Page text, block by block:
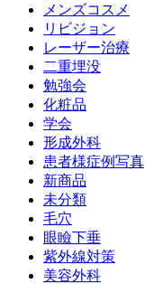
メンズコスメ
リビジョン
レーザー治療
二重埋没
勉強会
化粧品
学会
形成外科
患者様症例写真
新商品
未分類
毛穴
眼瞼下垂
紫外線対策
美容外科